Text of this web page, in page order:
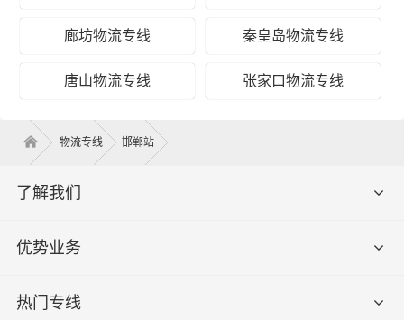
廊坊物流专线 秦皇岛物流专线
唐山物流专线 张家口物流专线
物流专线 邯郸站
了解我们
优势业务
热门专线